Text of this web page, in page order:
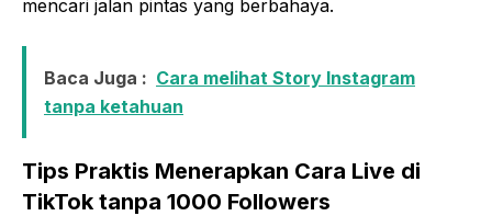
mencari jalan pintas yang berbahaya.
Baca Juga : Cara melihat Story Instagram
tanpa ketahuan
Tips Praktis Menerapkan Cara Live di
TikTok tanpa 1000 Followers